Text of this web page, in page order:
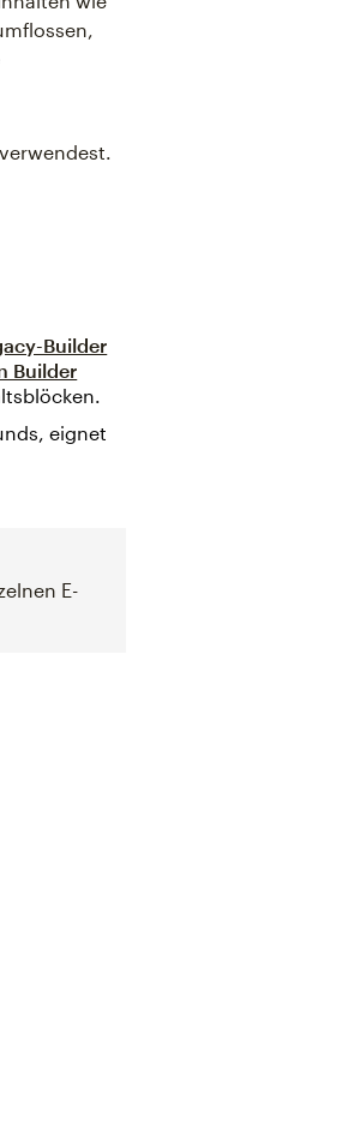
Builder
Builder
eignet
E-